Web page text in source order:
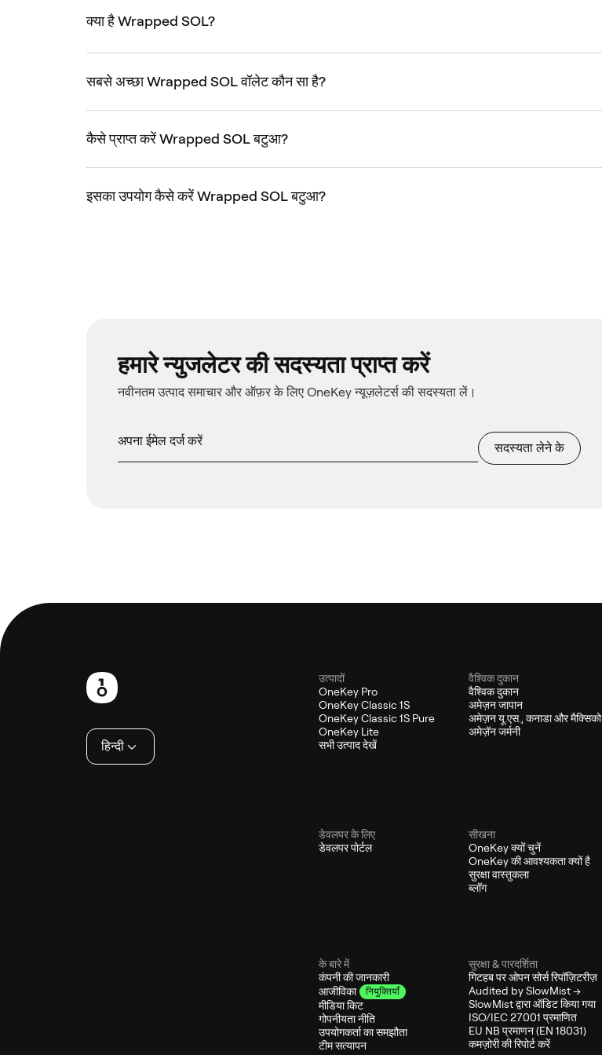
क्या है Wrapped SOL?
सबसे अच्छा Wrapped SOL वॉलेट कौन सा है?
कैसे प्राप्त करें Wrapped SOL बटुआ?
इसका उपयोग कैसे करें Wrapped SOL बटुआ?
हमारे न्युजलेटर की सदस्यता प्राप्त करें
नवीनतम उत्पाद समाचार और ऑफ़र के लिए OneKey न्यूज़लेटर्स की सदस्यता लें।
सदस्यता लेने के
हिन्दी
उत्पादों
OneKey Pro
OneKey Classic 1S
OneKey Classic 1S Pure
OneKey Lite
सभी उत्पाद देखें
वैश्विक दुकान
वैश्विक दुकान
अमेज़न जापान
अमेज़न यू.एस., कनाडा और मैक्सिको
अमेज़ॅन जर्मनी
डेवलपर के लिए
डेवलपर पोर्टल
सीखना
OneKey क्यों चुनें
OneKey की आवश्यकता क्यों है
सुरक्षा वास्तुकला
ब्लॉग
के बारे में
कंपनी की जानकारी
आजीविका
नियुक्तियाँ
मीडिया किट
गोपनीयता नीति
उपयोगकर्ता का समझौता
टीम सत्यापन
सुरक्षा & पारदर्शिता
गिटहब पर ओपन सोर्स रिपॉज़िटरीज़
Audited by SlowMist →
SlowMist द्वारा ऑडिट किया गया
ISO/IEC 27001 प्रमाणित
EU NB प्रमाणन (EN 18031)
कमज़ोरी की रिपोर्ट करें